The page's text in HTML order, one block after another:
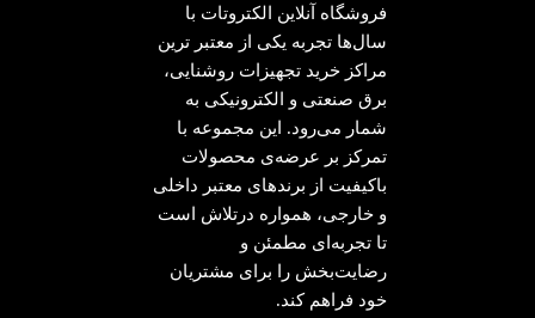
فروشگاه آنلاین الکتروتات با
سال‌ها تجربه یکی از معتبر ترین
مراکز خرید تجهیزات روشنایی،
برق صنعتی و الکترونیکی به
شمار می‌رود. این مجموعه با
تمرکز بر عرضه‌ی محصولات
باکیفیت از برندهای معتبر داخلی
و خارجی، همواره درتلاش است
تا تجربه‌ای مطمئن و
رضایت‌بخش را برای مشتریان
خود فراهم کند.